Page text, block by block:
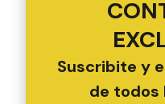
Suscribite y
de todos